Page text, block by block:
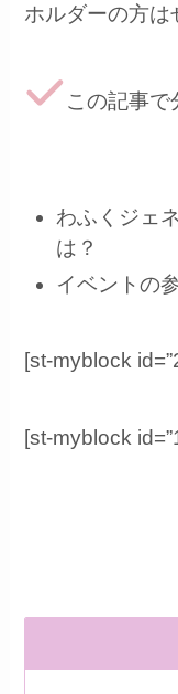
ホルダーの方は
この記事で
わふくジェ
は？
イベントの
[st-myblock
[st-myblock